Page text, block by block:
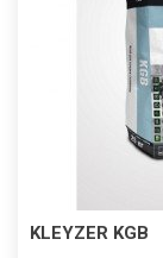
KLEYZER KGB